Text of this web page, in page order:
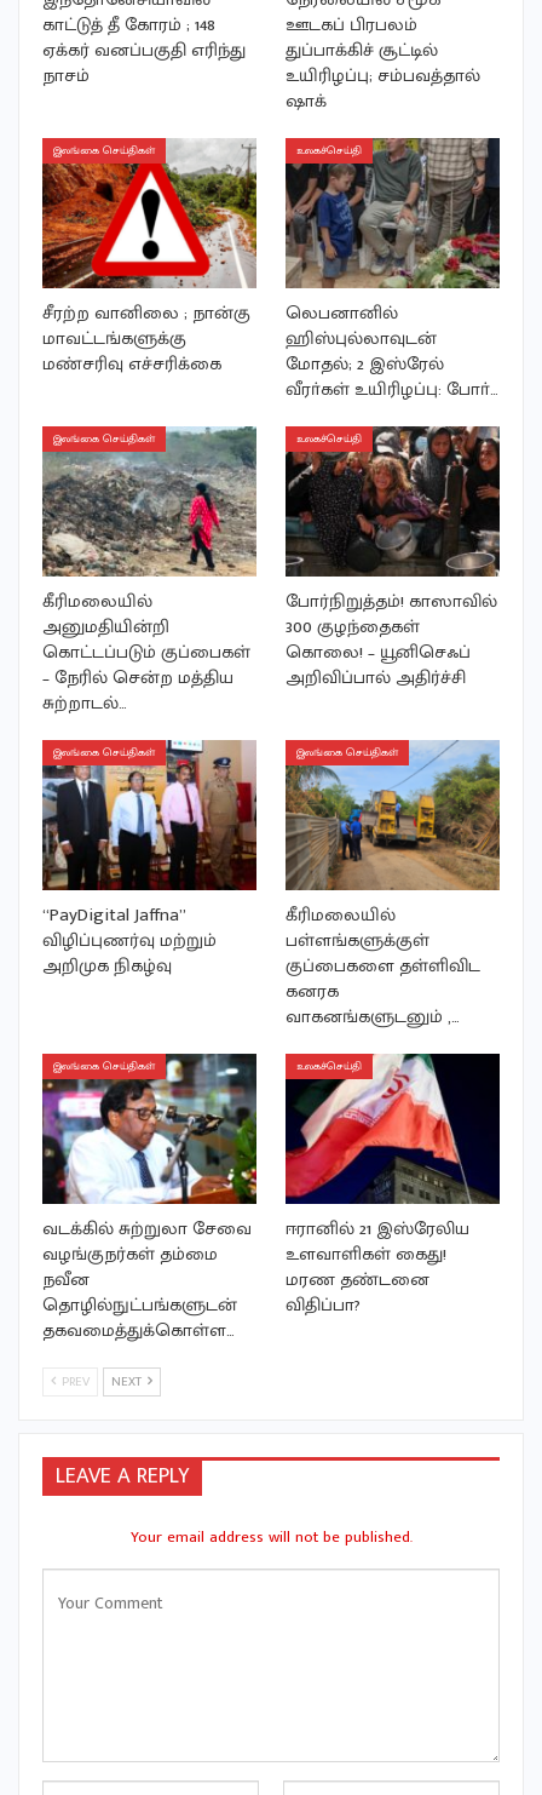
காட்டுத் தீ கோரம் ; 148
ஏக்கர் வனப்பகுதி எரிந்து
நாசம்
ஊடகப் பிரபலம்
துப்பாக்கிச் சூட்டில்
உயிரிழப்பு; சம்பவத்தால்
ஷாக்
இலங்கை செய்திகள்
சீரற்ற வானிலை ; நான்கு
மாவட்டங்களுக்கு
மண்சரிவு எச்சரிக்கை
உலகச்செய்தி
லெபனானில்
ஹிஸ்புல்லாவுடன்
மோதல்; 2 இஸ்ரேல்
வீரா்கள் உயிரிழப்பு: போா்…
இலங்கை செய்திகள்
கீரிமலையில்
அனுமதியின்றி
கொட்டப்படும் குப்பைகள்
– நேரில் சென்ற மத்திய
சுற்றாடல்…
உலகச்செய்தி
போர்நிறுத்தம்! காஸாவில்
300 குழந்தைகள்
கொலை! – யூனிசெஃப்
அறிவிப்பால் அதிர்ச்சி
இலங்கை செய்திகள்
“PayDigital Jaffna”
விழிப்புணர்வு மற்றும்
அறிமுக நிகழ்வு
இலங்கை செய்திகள்
கீரிமலையில்
பள்ளங்களுக்குள்
குப்பைகளை தள்ளிவிட
கனரக
வாகனங்களுடனும் ,…
இலங்கை செய்திகள்
வடக்கில் சுற்றுலா சேவை
வழங்குநர்கள் தம்மை
நவீன
தொழில்நுட்பங்களுடன்
தகவமைத்துக்கொள்ள…
உலகச்செய்தி
ஈரானில் 21 இஸ்ரேலிய
உளவாளிகள் கைது!
மரண தண்டனை
விதிப்பா?
PREV NEXT
LEAVE A REPLY
Your email address will not be published.